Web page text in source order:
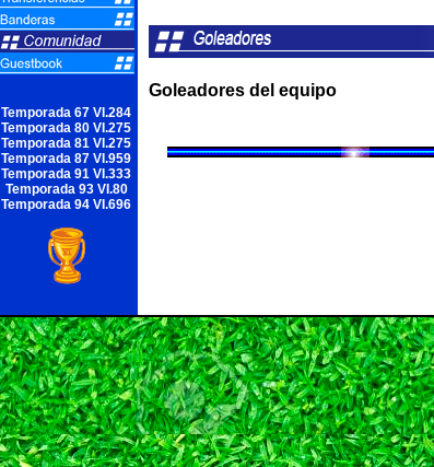
Temporada 67 VI.284
Temporada 80 VI.275
Temporada 81 VI.275
Temporada 87 VI.959
Temporada 91 VI.333
Temporada 93 VI.80
Temporada 94 VI.696
Goleadores del equipo